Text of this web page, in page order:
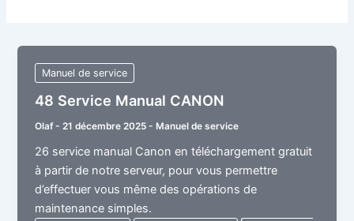
Manuel de service
48 Service Manual CANON
Olaf-21 décembre 2025- Manuel de service
26 service manual Canon en téléchargement gratuit
à partir de notre serveur, pour vous permettre
d’effectuer vous même des opérations de
maintenance simples.